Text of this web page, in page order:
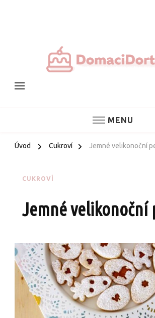
MENU
Úvod Cukroví Jemné velikonoční
CUKROVÍ
Jemné velikonoční